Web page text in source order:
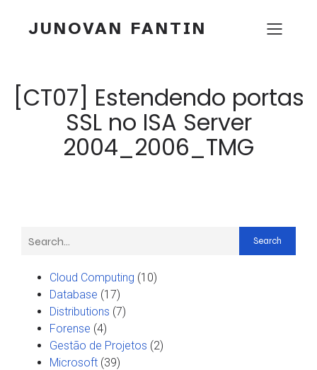
JUNOVAN FANTIN
[CT07] Estendendo portas
SSL no ISA Server
2004_2006_TMG
Search
Cloud Computing (10)
Database (17)
Distributions (7)
Forense (4)
Gestão de Projetos (2)
Microsoft (39)